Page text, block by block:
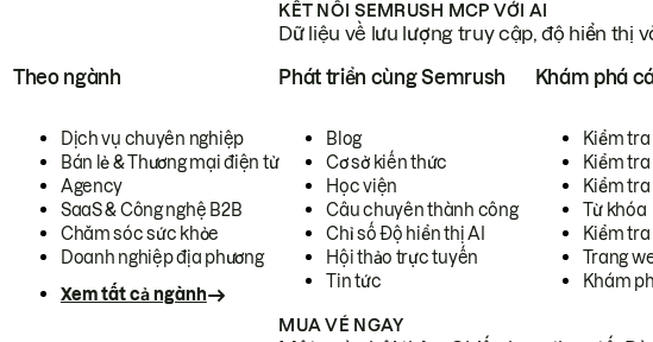
KẾT NỐI SEMRUSH MCP VỚI AI
Dữ liệu về lưu lượng truy cập, độ hiển thị
Theo ngành
Dịch vụ chuyên nghiệp
Bán lẻ & Thương mại điện tử
Agency
SaaS & Công nghệ B2B
Chăm sóc sức khỏe
Doanh nghiệp địa phương
Xem tất cả ngành
Phát triển cùng Semrush
Blog
Cơ sở kiến thức
Học viện
Câu chuyên thành công
Chỉ số Độ hiển thị AI
Hội thảo trực tuyến
Tin tức
Khám phá
Kiểm
Kiểm tra
Kiểm
Từ khóa
Kiểm
Trang
Khám
MUA VÉ NGAY